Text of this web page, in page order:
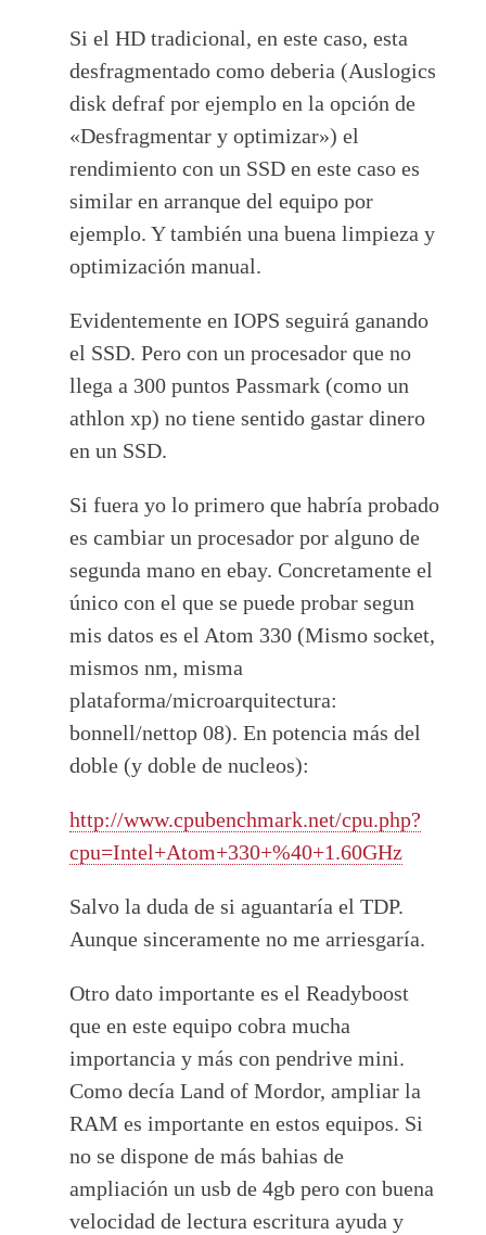
Si el HD tradicional, en este caso, esta
desfragmentado como deberia (Auslogics
disk defraf por ejemplo en la opción de
«Desfragmentar y optimizar») el
rendimiento con un SSD en este caso es
similar en arranque del equipo por
ejemplo. Y también una buena limpieza y
optimización manual.
Evidentemente en IOPS seguirá ganando
el SSD. Pero con un procesador que no
llega a 300 puntos Passmark (como un
athlon xp) no tiene sentido gastar dinero
en un SSD.
Si fuera yo lo primero que habría probado
es cambiar un procesador por alguno de
segunda mano en ebay. Concretamente el
único con el que se puede probar segun
mis datos es el Atom 330 (Mismo socket,
mismos nm, misma
plataforma/microarquitectura:
bonnell/nettop 08). En potencia más del
doble (y doble de nucleos):
http://www.cpubenchmark.net/cpu.php?
cpu=Intel+Atom+330+%40+1.60GHz
Salvo la duda de si aguantaría el TDP.
Aunque sinceramente no me arriesgaría.
Otro dato importante es el Readyboost
que en este equipo cobra mucha
importancia y más con pendrive mini.
Como decía Land of Mordor, ampliar la
RAM es importante en estos equipos. Si
no se dispone de más bahias de
ampliación un usb de 4gb pero con buena
velocidad de lectura escritura ayuda y